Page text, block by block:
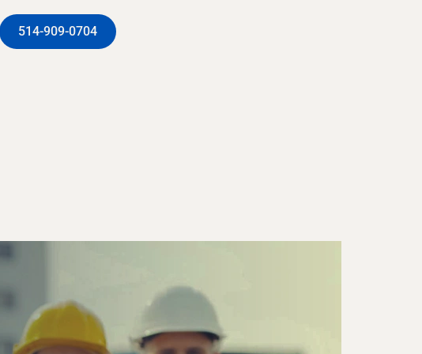
514-909-0704